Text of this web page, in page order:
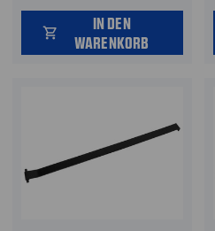
shopping_cart
IN DEN
WARENKORB